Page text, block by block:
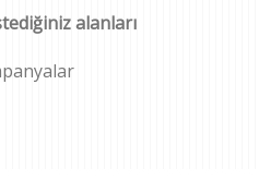
alanları